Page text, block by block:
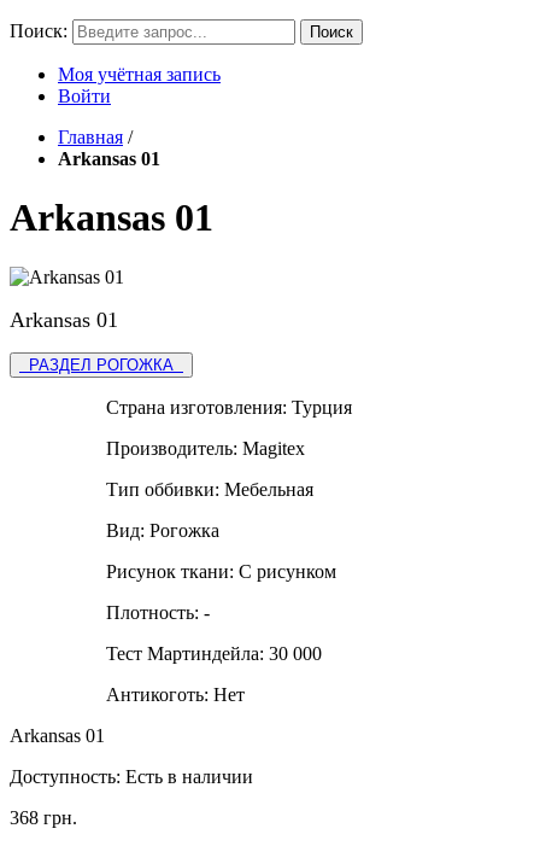
Поиск: Поиск
Моя учётная запись
Войти
Главная /
Arkansas 01
Arkansas 01
Arkansas 01
РАЗДЕЛ РОГОЖКА
Страна изготовления: Турция
Производитель: Magitex
Тип оббивки: Мебельная
Вид: Рогожка
Рисунок ткани: С рисунком
Плотность: -
Тест Мартиндейла: 30 000
Антикоготь: Нет
Arkansas 01
Доступность: Есть в наличии
368 грн.